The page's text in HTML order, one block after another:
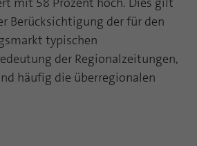
Berücksichtigung der für den
typischen
der Regionalzeitungen,
häufig die überregionalen